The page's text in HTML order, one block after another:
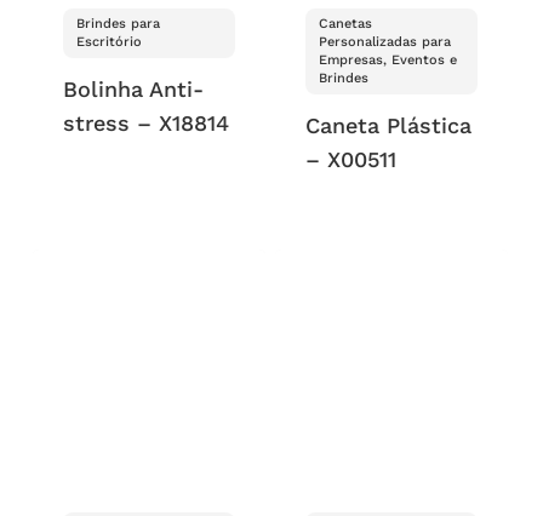
Brindes para
Escritório
Bolinha Anti-
stress – X18814
Canetas
Personalizadas para
Empresas, Eventos e
Brindes
Caneta Plástica
– X00511